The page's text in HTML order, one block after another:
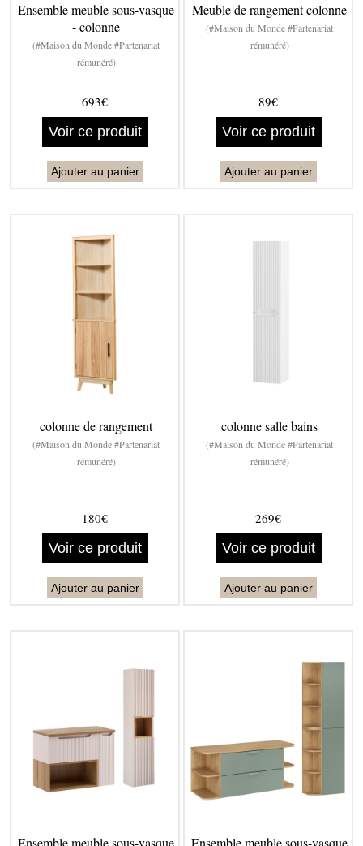
Ensemble meuble sous-vasque
- colonne
(#Maison du Monde #Partenariat
rémunéré)
693€
Voir ce produit
Ajouter au panier
Meuble de rangement colonne
(#Maison du Monde #Partenariat
rémunéré)
89€
Voir ce produit
Ajouter au panier
colonne de rangement
(#Maison du Monde #Partenariat
rémunéré)
180€
Voir ce produit
Ajouter au panier
colonne salle bains
(#Maison du Monde #Partenariat
rémunéré)
269€
Voir ce produit
Ajouter au panier